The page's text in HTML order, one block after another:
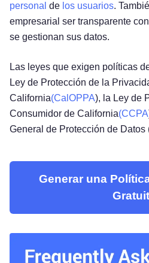
personal de los usuarios.
empresarial ser transparente
se gestionan sus datos.
Las leyes que exigen políticas
Ley de Protección de la
California(CalOPPA), la Ley de
Consumidor de California(CCPA
General de Protección de Datos
Generar una